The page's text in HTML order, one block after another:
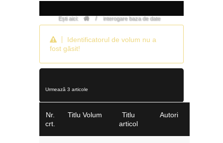
Ești aici: / interogare baza de date
Identificatorul de volum nu a
fost găsit!
Urmează 3 articole
Nr.
crt.
Titlu Volum
Titlu
articol
Autori